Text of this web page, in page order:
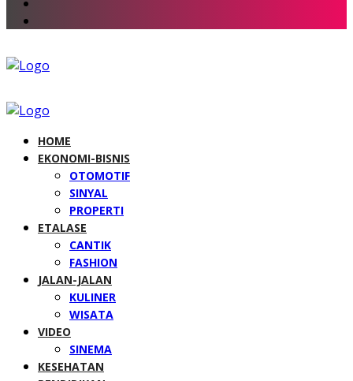
HOME
EKONOMI-BISNIS
OTOMOTIF
SINYAL
PROPERTI
ETALASE
CANTIK
FASHION
JALAN-JALAN
KULINER
WISATA
VIDEO
SINEMA
KESEHATAN